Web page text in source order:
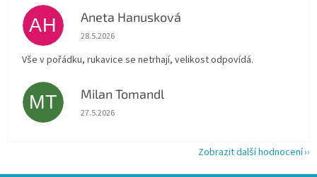
AH Aneta Hanusková
Hodnocení obchodu je 5 z 5 hvězdiček.
28.5.2026
Vše v pořádku, rukavice se netrhají, velikost odpovídá.
MT Milan Tomandl
Hodnocení obchodu je 5 z 5 hvězdiček.
27.5.2026
Zobrazit další hodnocení